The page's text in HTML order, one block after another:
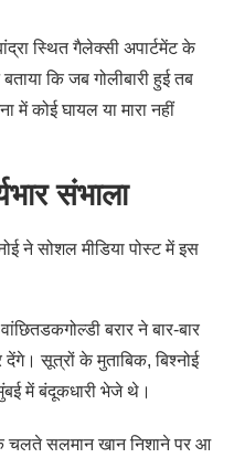
स्थित गैलेक्सी अपार्टमेंट के
कि जब गोलीबारी हुई तब
कोई घायल या मारा नहीं
संभाला
ने सोशल मीडिया पोस्ट में इस
बरार ने बार-बार
सूत्रों के मुताबिक, बिश्नोई
में बंदूकधारी भेजे थे।
चलते सलमान खान निशाने पर आ